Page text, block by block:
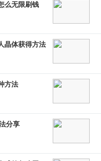
么无限刷钱
晶体获得方法
方法
分享